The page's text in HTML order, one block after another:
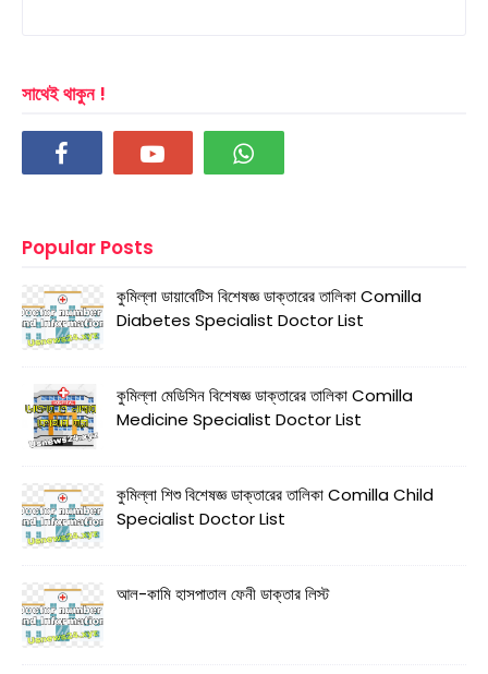
সাথেই থাকুন !
Popular Posts
কুমিল্লা ডায়াবেটিস বিশেষজ্ঞ ডাক্তারের তালিকা Comilla
Diabetes Specialist Doctor List
কুমিল্লা মেডিসিন বিশেষজ্ঞ ডাক্তারের তালিকা Comilla
Medicine Specialist Doctor List
কুমিল্লা শিশু বিশেষজ্ঞ ডাক্তারের তালিকা Comilla Child
Specialist Doctor List
আল-কামি হাসপাতাল ফেনী ডাক্তার লিস্ট